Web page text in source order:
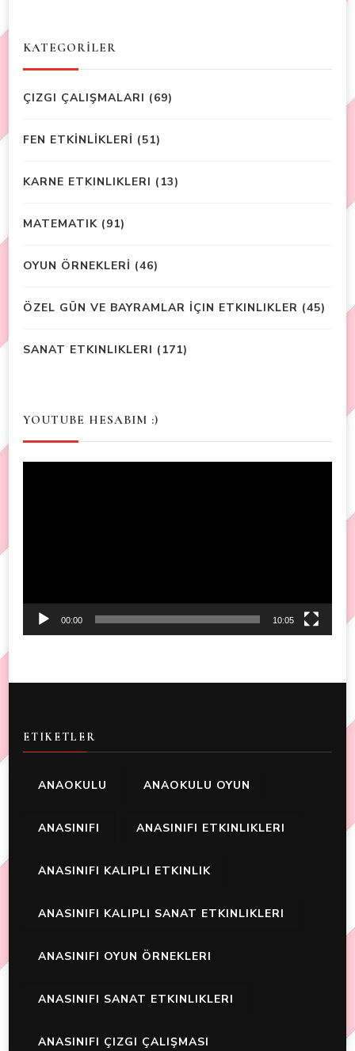
KATEGORİLER
ÇIZGI ÇALIŞMALARI (69)
FEN ETKİNLİKLERİ (51)
KARNE ETKINLIKLERI (13)
MATEMATIK (91)
OYUN ÖRNEKLERİ (46)
ÖZEL GÜN VE BAYRAMLAR İÇIN ETKINLIKLER (45)
SANAT ETKINLIKLERI (171)
YOUTUBE HESABIM :)
00:00 10:05
ETIKETLER
ANAOKULU ANAOKULU OYUN
ANASINIFI ANASINIFI ETKINLIKLERI
ANASINIFI KALIPLI ETKINLIK
ANASINIFI KALIPLI SANAT ETKINLIKLERI
ANASINIFI OYUN ÖRNEKLERI
ANASINIFI SANAT ETKINLIKLERI
ANASINIFI ÇIZGI ÇALIŞMASI